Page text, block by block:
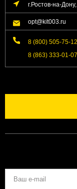
г.Ростов-на-
opt@kit003.ru
8 (800) 505-75-12
8 (863) 333-01-07